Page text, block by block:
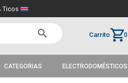
Ticos
search Carritoshopping_cart0
CATEGORIAS ELECTRODOMÉSTICOS